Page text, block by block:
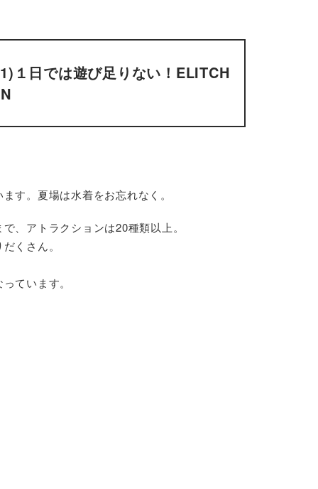
１日では遊び足りない！ELITCH
す。夏場は水着をお忘れなく。
、アトラクションは20種類以上。
くさん。
ています。